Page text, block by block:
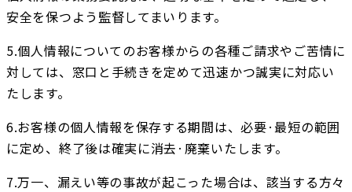
安全を保つよう監督してまいります。
5.個人情報についてのお客様からの各種ご請求やご苦情に
対しては、窓口と手続きを定めて迅速かつ誠実に対応い
たします。
6.お客様の個人情報を保存する期間は、必要·最短の範囲
に定め、終了後は確実に消去·廃棄いたします。
7.万一、漏えい等の事故が起こった場合は、該当する方々